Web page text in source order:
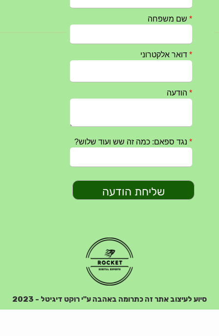
השנתי 2023 נערך ב 5/9/2023 באנדרטה
סיוע לעיצוב אתר זה כתרומה באהבה ע"י רוקט דיגיטל - 2023